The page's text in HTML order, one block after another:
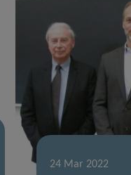
24 Mar 2022